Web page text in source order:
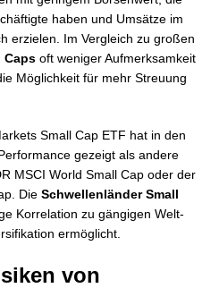
haben und Umsätze im
erzielen. Im Vergleich zu großen
Caps oft weniger Aufmerksamkeit
Möglichkeit für mehr Streuung
Small Cap ETF hat in den
gezeigt als andere
MSCI World Small Cap oder der
Die Schwellenländer Small
Korrelation zu gängigen Welt-
ermöglicht.
von